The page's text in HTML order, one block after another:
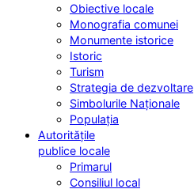
Obiective locale
Monografia comunei
Monumente istorice
Istoric
Turism
Strategia de dezvoltare
Simbolurile Naționale
Populația
Autoritățile
publice locale
Primarul
Consiliul local